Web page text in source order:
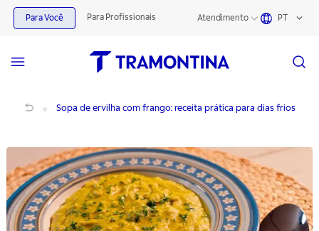
Para Você Para Profissionais Atendimento PT
Sopa de ervilha com frango: receita prática para dias frios